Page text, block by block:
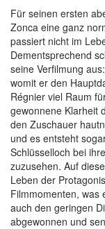
Für seinen ersten
Zonca eine ganz
passiert nicht im
Dementsprechend
seine Verfilmung
womit er den
Régnier viel Raum
gewonnene Klarheit
den Zuschauer
und es entsteht
Schlüsselloch bei
zuzusehen. Auf
Leben der
Filmmomenten, was
auch den geringen
abgewonnen und